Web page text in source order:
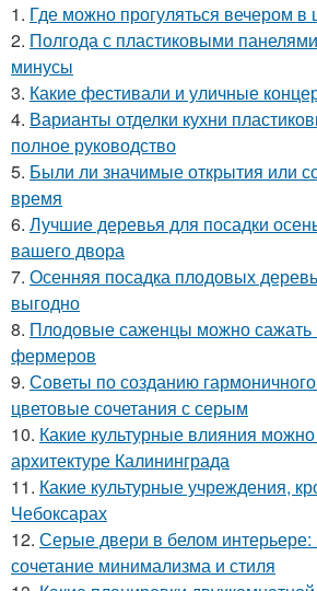
1. Где можно прогуляться вечером в
2. Полгода с пластиковыми
минусы
3. Какие фестивали и уличные
4. Варианты отделки кухни
полное руководство
5. Были ли значимые открытия или
время
6. Лучшие деревья для посадки
вашего двора
7. Осенняя посадка плодовых
выгодно
8. Плодовые саженцы можно сажать
фермеров
9. Советы по созданию
цветовые сочетания с серым
10. Какие культурные влияния можно
архитектуре Калининграда
11. Какие культурные учреждения,
Чебоксарах
12. Серые двери в белом интерьере:
сочетание минимализма и стиля